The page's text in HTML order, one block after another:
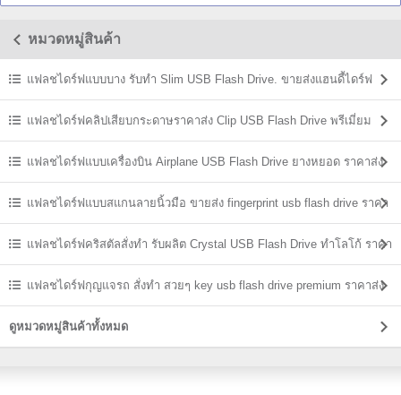
หมวดหมู่สินค้า
แฟลชไดร์ฟแบบบาง รับทำ Slim USB Flash Drive. ขายส่งแฮนดี้ไดร์ฟ
ราคาถูกแฟลชไดร์ฟคลิปเสียบกระดาษราคาส่ง Clip USB Flash Drive พรีเมี่ยม
ราคาถูกแฟลชไดร์ฟแบบเครื่องบิน Airplane USB Flash Drive ยางหยอด ราคาส่ง
แฟลชไดร์ฟแบบสแกนลายนิ้วมือ ขายส่ง fingerprint usb flash drive ราคา
ถูก แฟลชไดร์ฟคริสตัลสั่งทำ รับผลิต Crystal USB Flash Drive ทำโลโก้ ราคา
ส่ง แฟลชไดร์ฟกุญแจรถ สั่งทำ สวยๆ key usb flash drive premium ราคาส่ง
ดูหมวดหมู่สินค้าทั้งหมด